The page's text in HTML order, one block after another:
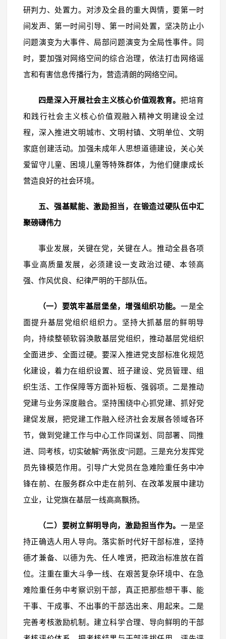
研判力、处置力。对涉及全县的重大舆情，要第一时
间发声、第一时间引导、第一时间处置，坚决防止小
问题演变为大事件、局部问题演变为全局性事件。同
时，要加强对网络空间的综合治理，依法打击网络谣
言和有害信息传播行为，营造清朗的网络空间。
四是深入开展社会主义核心价值观教育。 把培育
和践行社会主义核心价值观融入精神文明建设全过
程，深入推进文明城市、文明村镇、文明单位、文明
家庭创建活动。加强未成年人思想道德建设，关心关
爱留守儿童、困境儿童等特殊群体，为他们健康成长
营造良好的社会环境。
五、强基赋能、激励担当，在锻造过硬队伍中汇
聚磅礴伟力
事业发展，关键在党，关键在人。推动全县各项
事业高质量发展，必须建设一支政治过硬、本领高
强、作风优良、纪律严明的干部队伍。
（一）要筑牢基层堡垒，增强组织功能。 一是全
面提升基层党组织组织力。坚持大抓基层的鲜明导
向，持续整顿软弱涣散基层党组织，推动基层党组织
全面进步、全面过硬。要深入推进党支部标准化规范
化建设，着力在组织设置、班子建设、党员管理、组
织生活、工作保障等方面补短板、强弱项。二是推动
党建与业务深度融合。坚持围绕中心抓党建、抓好党
建促发展，把党建工作融入经济社会发展各领域各环
节，做到党建工作与中心工作同谋划、同部署、同推
进、同考核，切实破解"两张皮"问题。三是充分发挥党
员先锋模范作用。引导广大党员在急难险重任务中冲
锋在前、在服务群众中走在前列、在改革发展中建功
立业，让党旗在基层一线高高飘扬。
（二）要树立鲜明导向，激励担当作为。 一是坚
持正确选人用人导向。落实新时代好干部标准，坚持
德才兼备、以德为先、任人唯贤，把政治标准放在首
位。注重在重大斗争一线、在艰苦复杂环境中、在急
难险重任务中考察识别干部，真正把那些想干事、能
干事、干成事、不出事的干部选出来、用起来。二是
完善考核激励机制。建立科学合理、导向鲜明的干部